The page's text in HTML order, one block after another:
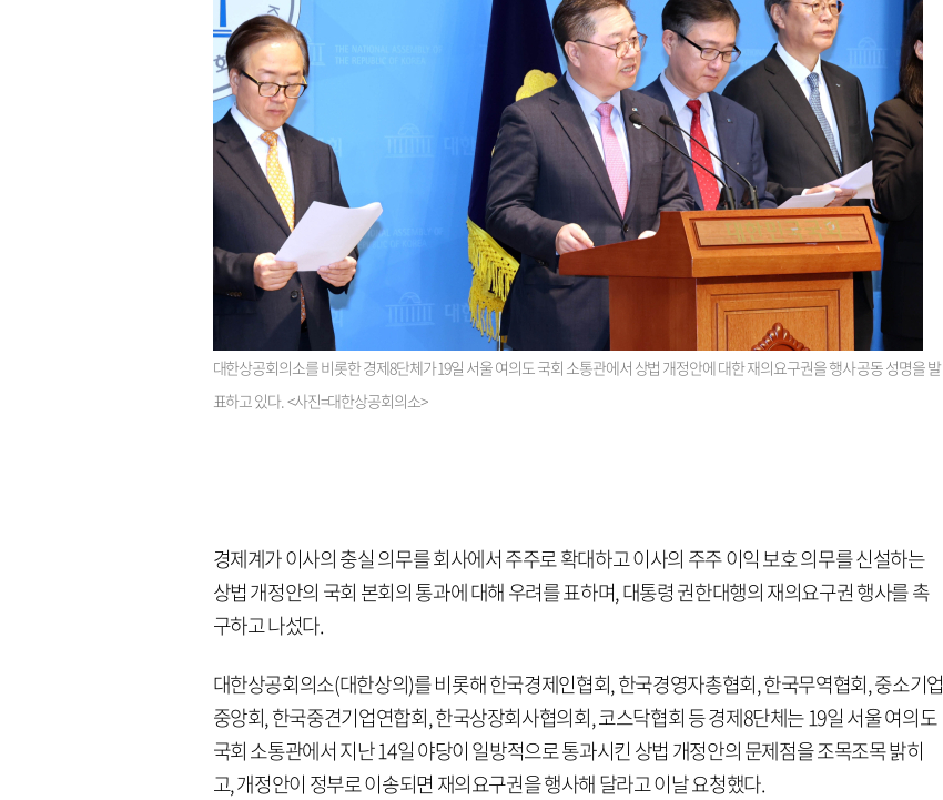
대한상공회의소를 비롯한 경제8단체가 19일 서울 여의도 국회 소통관에서 상법 개정안에 대한 재의요구권을 행사 공동 성명을 발
표하고 있다. <사진=대한상공회의소>
경제계가 이사의 충실 의무를 회사에서 주주로 확대하고 이사의 주주 이익 보호 의무를 신설하는
상법 개정안의 국회 본회의 통과에 대해 우려를 표하며, 대통령 권한대행의 재의요구권 행사를 촉
구하고 나섰다.
대한상공회의소(대한상의)를 비롯해 한국경제인협회, 한국경영자총협회, 한국무역협회, 중소기업
중앙회, 한국중견기업연합회, 한국상장회사협의회, 코스닥협회 등 경제8단체는 19일 서울 여의도
국회 소통관에서 지난 14일 야당이 일방적으로 통과시킨 상법 개정안의 문제점을 조목조목 밝히
고, 개정안이 정부로 이송되면 재의요구권을 행사해 달라고 이날 요청했다.